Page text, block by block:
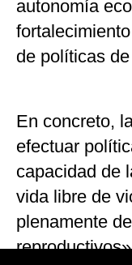
autonomía
de políticas
En concreto,
efectuar
capacidad de
vida libre de
plenamente